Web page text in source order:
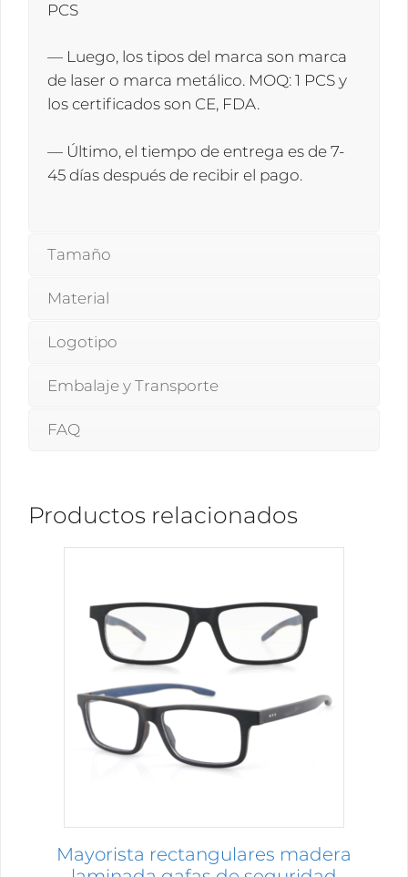
PCS
— Luego, los tipos del marca son marca
de laser o marca metálico. MOQ: 1 PCS y
los certificados son CE, FDA.
— Último, el tiempo de entrega es de 7-
45 días después de recibir el pago.
Tamaño
Material
Logotipo
Embalaje y Transporte
FAQ
Productos relacionados
Mayorista rectangulares madera